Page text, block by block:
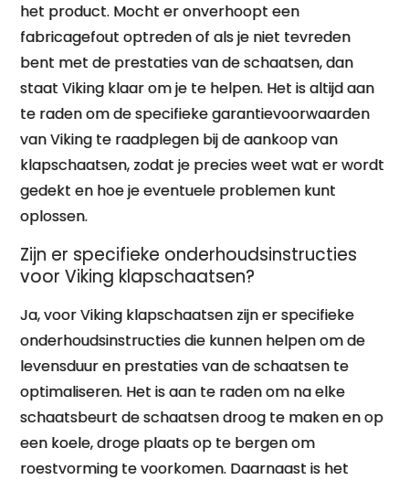
het product. Mocht er onverhoopt een
fabricagefout optreden of als je niet tevreden
bent met de prestaties van de schaatsen, dan
staat Viking klaar om je te helpen. Het is altijd aan
te raden om de specifieke garantievoorwaarden
van Viking te raadplegen bij de aankoop van
klapschaatsen, zodat je precies weet wat er wordt
gedekt en hoe je eventuele problemen kunt
oplossen.
Zijn er specifieke onderhoudsinstructies
voor Viking klapschaatsen?
Ja, voor Viking klapschaatsen zijn er specifieke
onderhoudsinstructies die kunnen helpen om de
levensduur en prestaties van de schaatsen te
optimaliseren. Het is aan te raden om na elke
schaatsbeurt de schaatsen droog te maken en op
een koele, droge plaats op te bergen om
roestvorming te voorkomen. Daarnaast is het